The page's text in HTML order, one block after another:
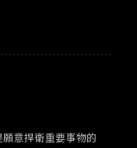
，卻陰錯陽差錯親了
。結果如同灰姑娘
竟然是一個超級害怕
意捍衛重要事物的